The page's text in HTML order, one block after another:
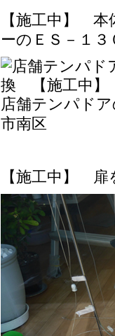
【施工中】 本
ーのＥＳ－１３
店舗テンパド
市南区
【施工中】 扉